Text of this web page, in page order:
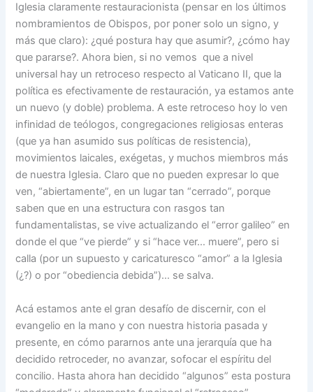
Iglesia claramente restauracionista (pensar en los últimos
nombramientos de Obispos, por poner solo un signo, y
más que claro): ¿qué postura hay que asumir?, ¿cómo hay
que pararse?. Ahora bien, si no vemos que a nivel
universal hay un retroceso respecto al Vaticano II, que la
política es efectivamente de restauración, ya estamos ante
un nuevo (y doble) problema. A este retroceso hoy lo ven
infinidad de teólogos, congregaciones religiosas enteras
(que ya han asumido sus políticas de resistencia),
movimientos laicales, exégetas, y muchos miembros más
de nuestra Iglesia. Claro que no pueden expresar lo que
ven, “abiertamente”, en un lugar tan “cerrado”, porque
saben que en una estructura con rasgos tan
fundamentalistas, se vive actualizando el “error galileo” en
donde el que “ve pierde” y si “hace ver… muere”, pero si
calla (por un supuesto y caricaturesco “amor” a la Iglesia
(¿?) o por “obediencia debida”)… se salva.
Acá estamos ante el gran desafío de discernir, con el
evangelio en la mano y con nuestra historia pasada y
presente, en cómo pararnos ante una jerarquía que ha
decidido retroceder, no avanzar, sofocar el espíritu del
concilio. Hasta ahora han decidido “algunos” esta postura